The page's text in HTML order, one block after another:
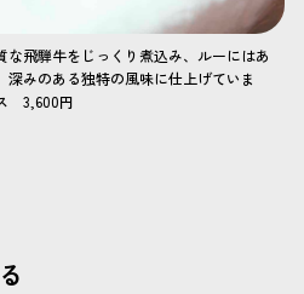
飛騨牛をじっくり煮込み、ルーにはあ
みのある独特の風味に仕上げていま
3,600円